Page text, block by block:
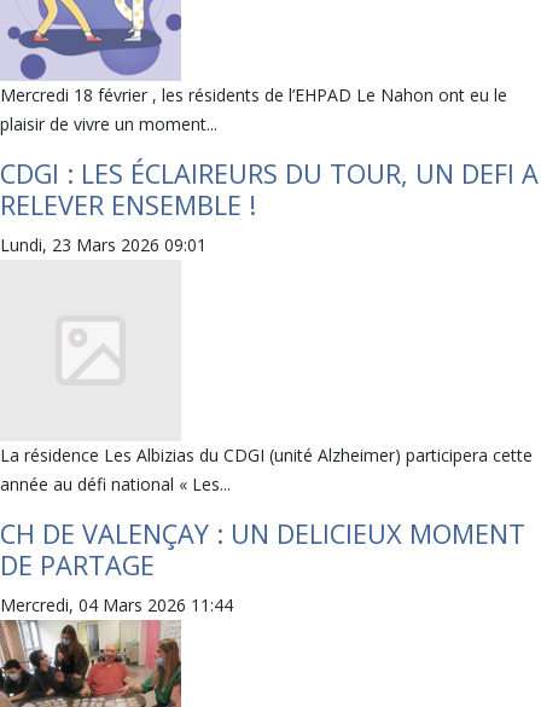
Mercredi 18 février , les résidents de l’EHPAD Le Nahon ont eu le
plaisir de vivre un moment...
CDGI : LES ÉCLAIREURS DU TOUR, UN DEFI A
RELEVER ENSEMBLE !
Lundi, 23 Mars 2026 09:01
La résidence Les Albizias du CDGI (unité Alzheimer) participera cette
année au défi national « Les...
CH DE VALENÇAY : UN DELICIEUX MOMENT
DE PARTAGE
Mercredi, 04 Mars 2026 11:44